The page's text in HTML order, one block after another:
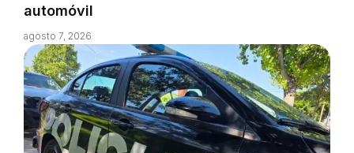
automóvil
agosto 7, 2026